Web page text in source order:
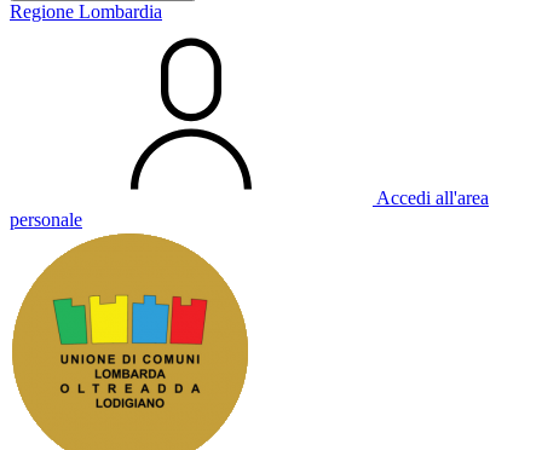
Regione Lombardia
Accedi all'area
personale